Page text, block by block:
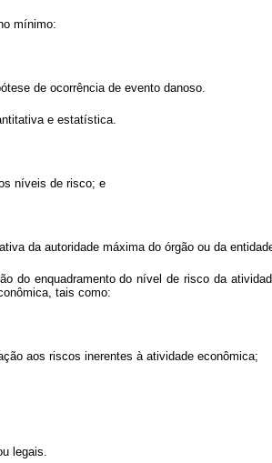
mínimo:
de ocorrência de evento danoso.
e estatística.
níveis de risco; e
da autoridade máxima do órgão ou da
enquadramento do nível de risco da
tais como:
aos riscos inerentes à atividade econômica;
legais.